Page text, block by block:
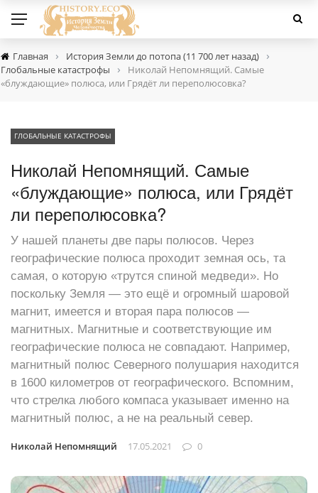
Главная › История Земли до потопа (11 700 лет назад) ›
Глобальные катастрофы ›
Николай Непомнящий. Самые
«блуждающие» полюса, или Грядёт ли переполюсовка?
ГЛОБАЛЬНЫЕ КАТАСТРОФЫ
Николай Непомнящий. Самые
«блуждающие» полюса, или Грядёт
ли переполюсовка?
У нашей планеты две пары полюсов. Через
географические полюса проходит земная ось, та
самая, о которую «трутся спиной медведи». Но
поскольку Земля — это ещё и огромный шаровой
магнит, имеется и вторая пара полюсов —
магнитных. Магнитные и соответствующие им
географические полюса не совпадают. Например,
магнитный полюс Северного полушария находится
в 1600 километров от географического. Вспомним,
что стрелка любого компаса указывает именно на
магнитный полюс, а не на реальный север.
Николай Непомнящий 17.05.2021 0